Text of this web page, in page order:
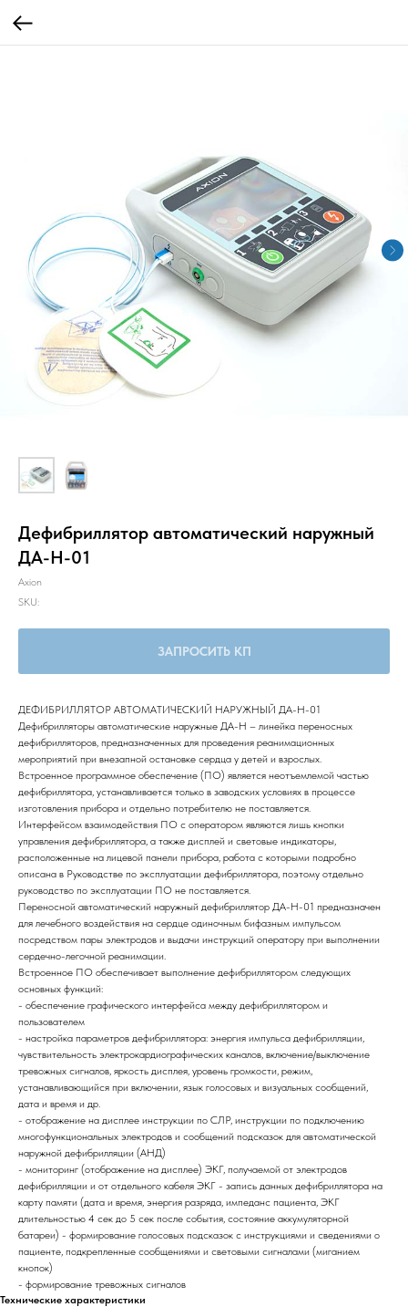
Дефибриллятор автоматический наружный
ДА-Н-01
Axion
SKU:
ЗАПРОСИТЬ КП
ДЕФИБРИЛЛЯТОР АВТОМАТИЧЕСКИЙ НАРУЖНЫЙ ДА-Н-01
Дефибрилляторы автоматические наружные ДА-Н – линейка переносных
дефибрилляторов, предназначенных для проведения реанимационных
мероприятий при внезапной остановке сердца у детей и взрослых.
Встроенное программное обеспечение (ПО) является неотъемлемой частью
дефибриллятора, устанавливается только в заводских условиях в процессе
изготовления прибора и отдельно потребителю не поставляется.
Интерфейсом взаимодействия ПО с оператором являются лишь кнопки
управления дефибриллятора, а также дисплей и световые индикаторы,
расположенные на лицевой панели прибора, работа с которыми подробно
описана в Руководстве по эксплуатации дефибриллятора, поэтому отдельно
руководство по эксплуатации ПО не поставляется.
Переносной автоматический наружный дефибриллятор ДА-Н-01 предназначен
для лечебного воздействия на сердце одиночным бифазным импульсом
посредством пары электродов и выдачи инструкций оператору при выполнении
сердечно-легочной реанимации.
Встроенное ПО обеспечивает выполнение дефибриллятором следующих
основных функций:
- обеспечение графического интерфейса между дефибриллятором и
пользователем
- настройка параметров дефибриллятора: энергия импульса дефибрилляции,
чувствительность электрокардиографических каналов, включение/выключение
тревожных сигналов, яркость дисплея, уровень громкости, режим,
устанавливающийся при включении, язык голосовых и визуальных сообщений,
дата и время и др.
- отображение на дисплее инструкции по СЛР, инструкции по подключению
многофункциональных электродов и сообщений подсказок для автоматической
наружной дефибрилляции (АНД)
- мониторинг (отображение на дисплее) ЭКГ, получаемой от электродов
дефибрилляции и от отдельного кабеля ЭКГ - запись данных дефибриллятора на
карту памяти (дата и время, энергия разряда, импеданс пациента, ЭКГ
длительностью 4 сек до 5 сек после события, состояние аккумуляторной
батареи) - формирование голосовых подсказок с инструкциями и сведениями о
пациенте, подкрепленные сообщениями и световыми сигналами (миганием
кнопок)
- формирование тревожных сигналов
Технические характеристики